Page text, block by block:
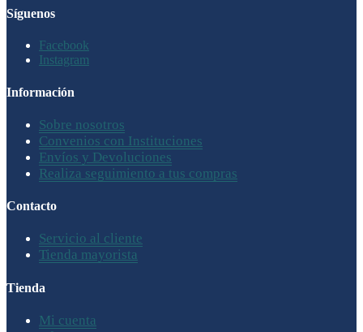
Síguenos
Facebook
Instagram
Información
Sobre nosotros
Convenios con Instituciones
Envíos y Devoluciones
Realiza seguimiento a tus compras
Contacto
Servicio al cliente
Tienda mayorista
Tienda
Mi cuenta